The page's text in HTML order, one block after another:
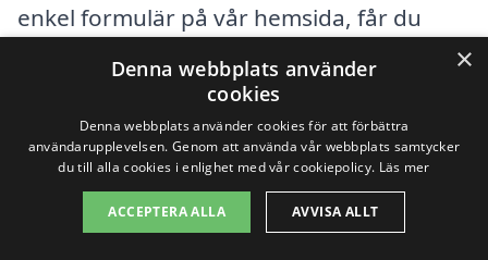
enkel formulär på vår hemsida, får du
snabbt svar från lokala trädgårdsmästare
som kan hjälpa dig med din trädgård.
Att investera i professionell
trädgårdsskötsel kan vara en smart
lösning för att hålla din utomhusmiljö
×
Denna webbplats använder
cookies
Denna webbplats använder cookies för att förbättra
användarupplevelsen. Genom att använda vår webbplats samtycker
du till alla cookies i enlighet med vår cookiepolicy. Läs mer
ACCEPTERA ALLA AVVISA ALLT